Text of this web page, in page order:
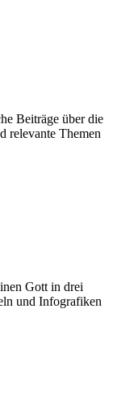
Beiträge über die
relevante Themen
Gott in drei
und Infografiken